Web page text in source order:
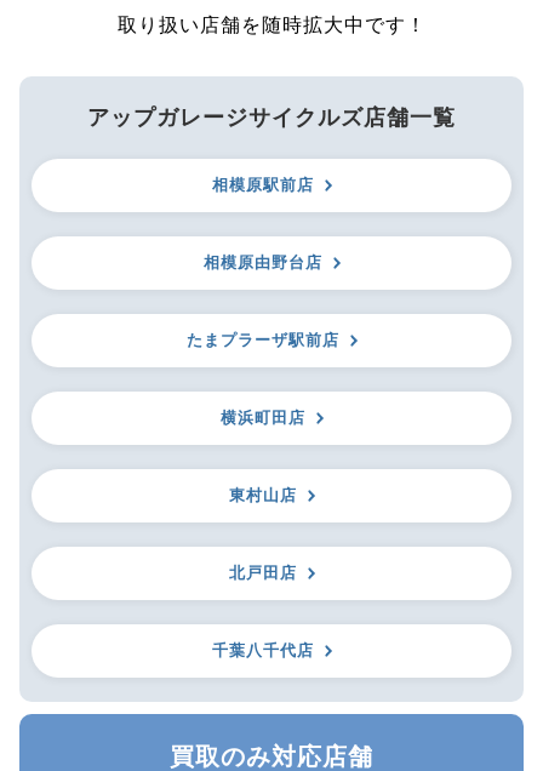
取り扱い店舗を随時拡大中です！
アップガレージサイクルズ店舗一覧
相模原駅前店
相模原由野台店
たまプラーザ駅前店
横浜町田店
東村山店
北戸田店
千葉八千代店
買取のみ対応店舗